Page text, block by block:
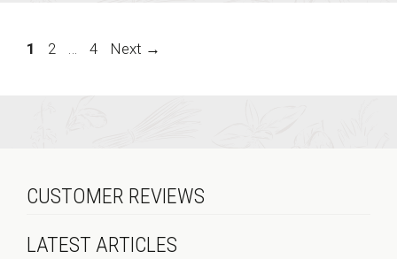
Page
1 Page
2 … Page
4 Next →
CUSTOMER REVIEWS
LATEST ARTICLES